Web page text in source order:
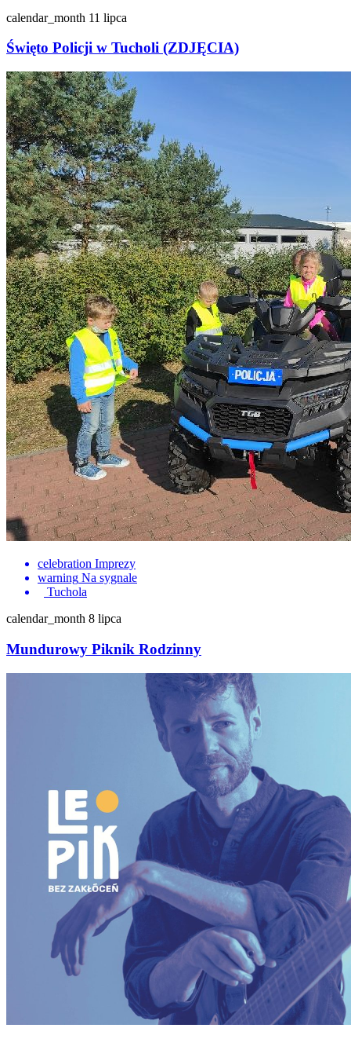
calendar_month 11 lipca
Święto Policji w Tucholi (ZDJĘCIA)
celebration Imprezy
warning Na sygnale
Tuchola
calendar_month 8 lipca
Mundurowy Piknik Rodzinny